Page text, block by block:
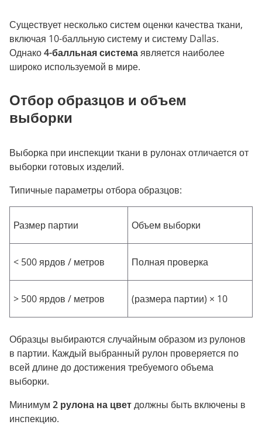
Существует несколько систем оценки качества ткани,
включая 10-балльную систему и систему Dallas.
Однако4-балльная системаявляется наиболее
широко используемой в мире.
Отбор образцов и объем
выборки
Выборка при инспекции ткани в рулонах отличается от
выборки готовых изделий.
Типичные параметры отбора образцов:
Размер партии Объем выборки
< 500 ярдов / метров Полная проверка
> 500 ярдов / метров (размера партии) × 10
Образцы выбираются случайным образом из рулонов
в партии. Каждый выбранный рулон проверяется по
всей длине до достижения требуемого объема
выборки.
Минимум 2 рулона на цветдолжны быть включены в
инспекцию.